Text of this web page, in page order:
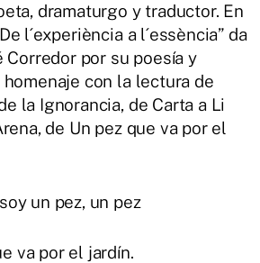
dramaturgo y traductor. En
l´experiència a l´essència” da
Corredor por su poesía y
con la lectura de
la Ignorancia, de Carta a Li
de Un pez que va por el
un pez, un pez
va por el jardín.